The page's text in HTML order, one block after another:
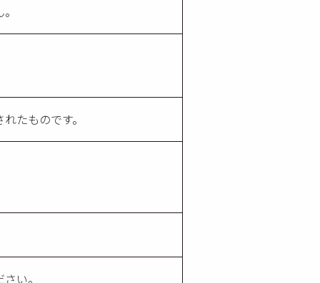
たものです。
い。